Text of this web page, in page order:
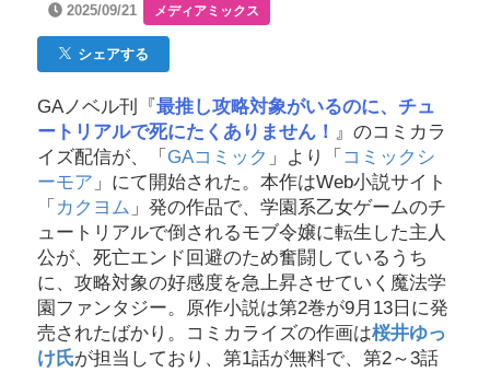
2025/09/21 メディアミックス
シェアする
GAノベル刊『 最推し攻略対象がいるのに、チュ
ートリアルで死にたくありません！ 』のコミカラ
イズ配信が、「 GAコミック 」より「 コミックシ
ーモア 」にて開始された。本作はWeb小説サイト
「 カクヨム 」発の作品で、学園系乙女ゲームのチ
ュートリアルで倒されるモブ令嬢に転生した主人
公が、死亡エンド回避のため奮闘しているうち
に、攻略対象の好感度を急上昇させていく魔法学
園ファンタジー。原作小説は第2巻が9月13日に発
売されたばかり。コミカライズの作画は桜井ゆっ
け氏が担当しており、第1話が無料で、第2～3話